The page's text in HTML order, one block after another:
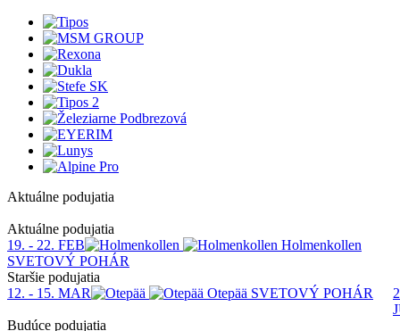
Aktuálne podujatia
Aktuálne podujatia
19. - 22. FEB
Holmenkollen
SVETOVÝ POHÁR
Staršie podujatia
12. - 15. MAR
Otepää SVETOVÝ POHÁR
Budúce podujatia